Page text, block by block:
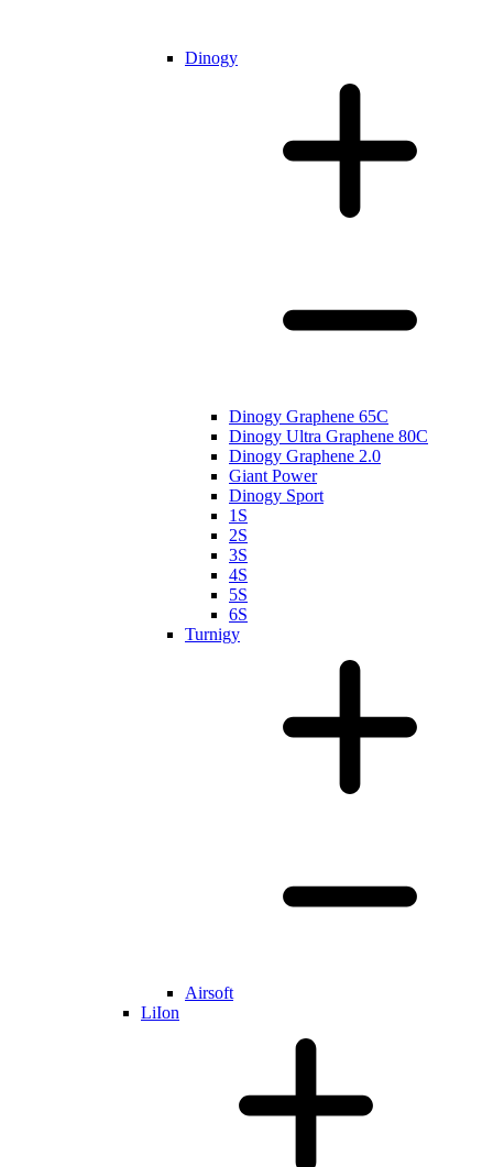
Dinogy
Dinogy Graphene 65C
Dinogy Ultra Graphene 80C
Dinogy Graphene 2.0
Giant Power
Dinogy Sport
1S
2S
3S
4S
5S
6S
Turnigy
Airsoft
LiIon